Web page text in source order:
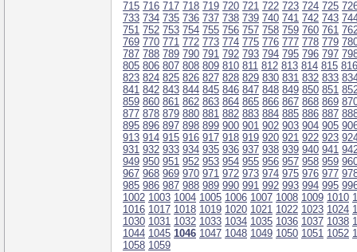
715 716 717 718 719 720 721 722 723 724 725
733 734 735 736 737 738 739 740 741 742 743
751 752 753 754 755 756 757 758 759 760 761
769 770 771 772 773 774 775 776 777 778 779
787 788 789 790 791 792 793 794 795 796 797
805 806 807 808 809 810 811 812 813 814 815 816
823 824 825 826 827 828 829 830 831 832 833
841 842 843 844 845 846 847 848 849 850 851
859 860 861 862 863 864 865 866 867 868 869
877 878 879 880 881 882 883 884 885 886 887
895 896 897 898 899 900 901 902 903 904 905
913 914 915 916 917 918 919 920 921 922 923
931 932 933 934 935 936 937 938 939 940 941
949 950 951 952 953 954 955 956 957 958 959
967 968 969 970 971 972 973 974 975 976 977
985 986 987 988 989 990 991 992 993 994 995
1002 1003 1004 1005 1006 1007 1008 1009 1010
1016 1017 1018 1019 1020 1021 1022 1023 1024
1030 1031 1032 1033 1034 1035 1036 1037 1038
1044 1045 1046 1047 1048 1049 1050 1051 1052
1058 1059